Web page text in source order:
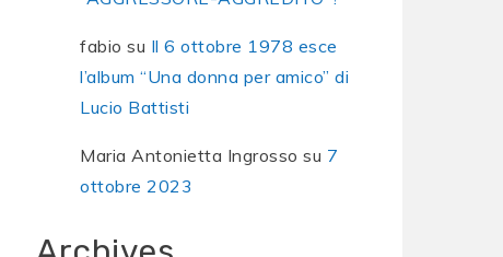
fabio su Il 6 ottobre 1978 esce
l’album “Una donna per amico” di
Lucio Battisti
Maria Antonietta Ingrosso su 7
ottobre 2023